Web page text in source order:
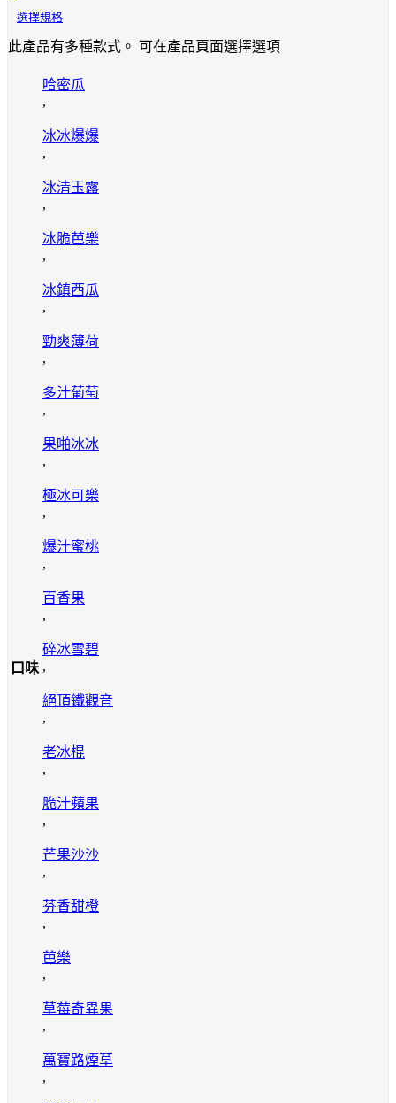
選擇規格
此產品有多種款式。 可在產品頁面選擇選項
口味
哈密瓜
,
冰冰爆爆
,
冰清玉露
,
冰脆芭樂
,
冰鎮西瓜
,
勁爽薄荷
,
多汁葡萄
,
果啪冰冰
,
極冰可樂
,
爆汁蜜桃
,
百香果
,
碎冰雪碧
,
絕頂鐵觀音
,
老冰棍
,
脆汁蘋果
,
芒果沙沙
,
芬香甜橙
,
芭樂
,
草莓奇異果
,
萬寶路煙草
,